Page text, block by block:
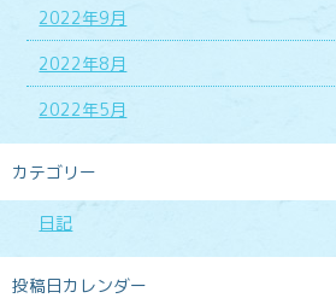
2022年9月
2022年8月
2022年5月
カテゴリー
日記
投稿日カレンダー